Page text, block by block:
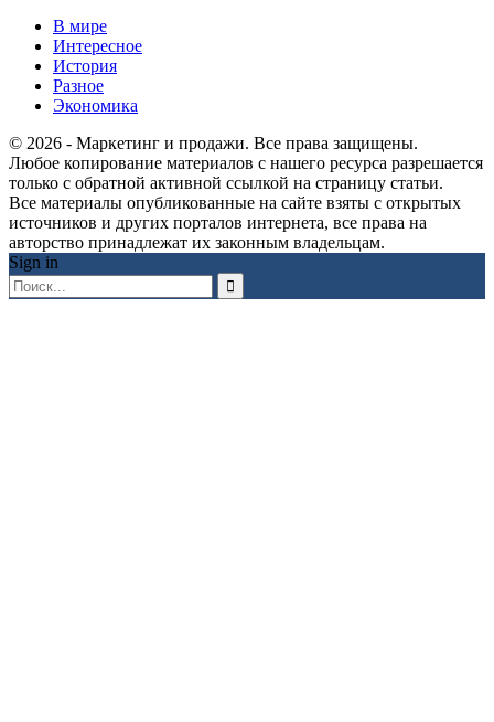
В мире
Интересное
История
Разное
Экономика
© 2026 - Маркетинг и продажи. Все права защищены.
Любое копирование материалов с нашего ресурса разрешается
только с обратной активной ссылкой на страницу статьи.
Все материалы опубликованные на сайте взяты с открытых
источников и других порталов интернета, все права на
авторство принадлежат их законным владельцам.
Sign in